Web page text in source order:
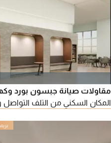
مقاولات صيانة جبسون بورد
المكان السكني من التلف